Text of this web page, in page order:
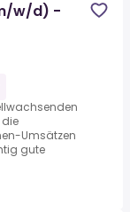
w/d) -
Umsätzen
gute